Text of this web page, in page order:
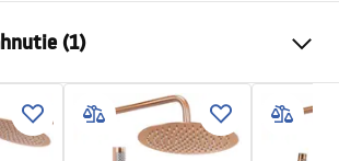
Roh
Transparent 4mm,
Transparent 5mm
(1)